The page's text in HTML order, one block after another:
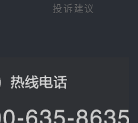
投诉建议